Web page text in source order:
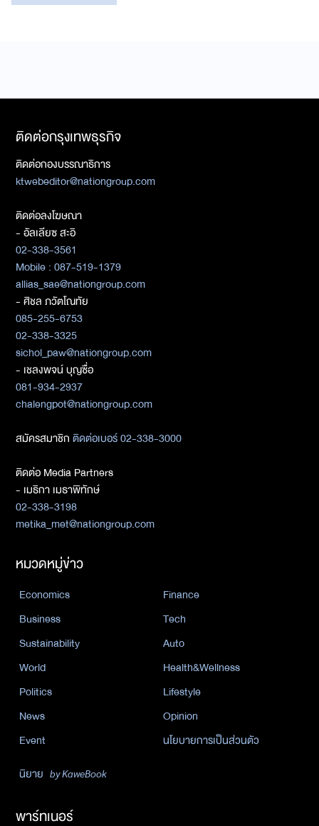
ติดต่อกรุงเทพธุรกิจ
ติดต่อกองบรรณาธิการ
ktwebeditor@nationgroup.com
ติดต่อลงโฆษณา
- อัลเลียซ สะอิ
02-338-3561
Mobile : 087-519-1379
allias_sae@nationgroup.com
- ศิชล ภวัตโณทัย
085-255-6753
02-338-3325
sichol_paw@nationgroup.com
- เชลงพจน์ บุญซื่อ
081-934-2937
chalengpot@nationgroup.com
สมัครสมาชิกติดต่อเบอร์ 02-338-3000
ติดต่อ Media Partners
- เมธิกา เมธาพิทักษ์
02-338-3198
metika_met@nationgroup.com
หมวดหมู่ข่าว
Economics
Finance
Business
Tech
Sustainability
Auto
World
Health&Wellness
Politics
Lifestyle
News
Opinion
Event
นโยบายการเป็นส่วนตัว
นิยาย by KaweBook
พาร์ทเนอร์